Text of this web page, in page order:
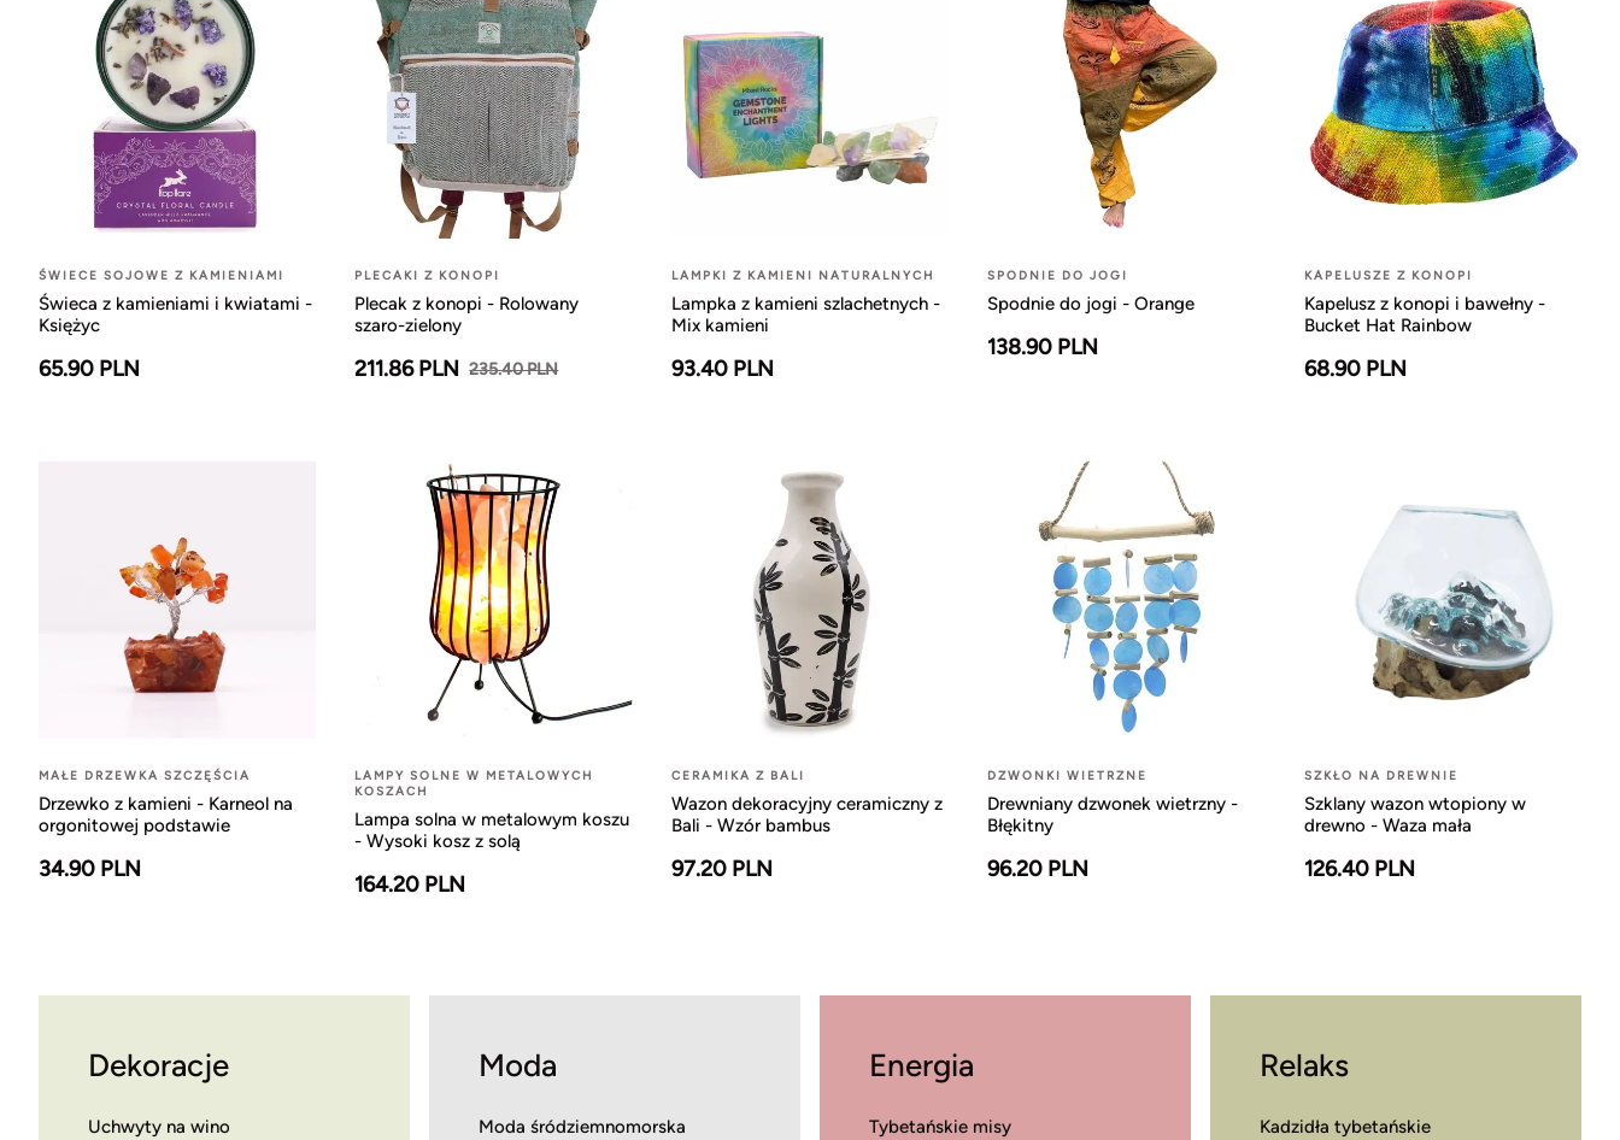
ŚWIECE SOJOWE Z KAMIENIAMI
Świeca z kamieniami i kwiatami -
Księżyc
65.90 PLN
PLECAKI Z KONOPI
Plecak z konopi - Rolowany
szaro-zielony
211.86 PLN 235.40 PLN
LAMPKI Z KAMIENI NATURALNYCH
Lampka z kamieni szlachetnych -
Mix kamieni
93.40 PLN
SPODNIE DO JOGI
Spodnie do jogi - Orange
138.90 PLN
KAPELUSZE Z KONOPI
Kapelusz z konopi i bawełny -
Bucket Hat Rainbow
68.90 PLN
MAŁE DRZEWKA SZCZĘŚCIA
Drzewko z kamieni - Karneol na
orgonitowej podstawie
34.90 PLN
LAMPY SOLNE W METALOWYCH
KOSZACH
Lampa solna w metalowym koszu
- Wysoki kosz z solą
164.20 PLN
CERAMIKA Z BALI
Wazon dekoracyjny ceramiczny z
Bali - Wzór bambus
97.20 PLN
DZWONKI WIETRZNE
Drewniany dzwonek wietrzny -
Błękitny
96.20 PLN
SZKŁO NA DREWNIE
Szklany wazon wtopiony w
drewno - Waza mała
126.40 PLN
Dekoracje
Uchwyty na wino
Moda
Moda śródziemnomorska
Energia
Tybetańskie misy
Relaks
Kadzidła tybetańskie